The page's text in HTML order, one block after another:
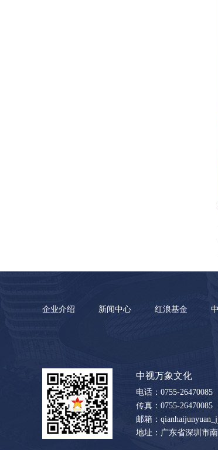
企业介绍 新闻中心 红浪基金
中视万象文化
电话：0755-26470085
传真：0755-26470085
邮箱：
地址：广东省深圳市